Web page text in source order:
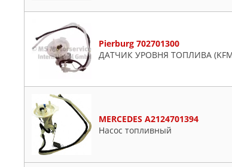
Pierburg 702701300
ДАТЧИК УРОВНЯ ТОПЛИВА
MERCEDES A2124701394
Насос топливный